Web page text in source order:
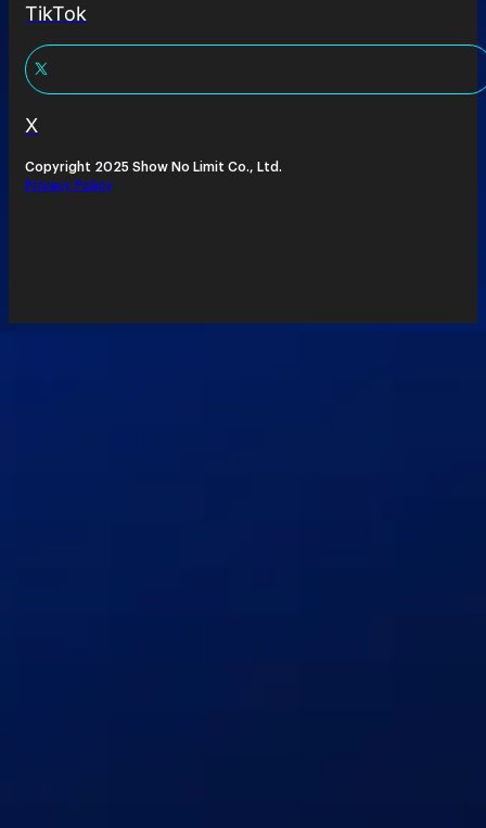
TikTok
X
Copyright 2025 Show No Limit Co., Ltd.
Privacy Policy